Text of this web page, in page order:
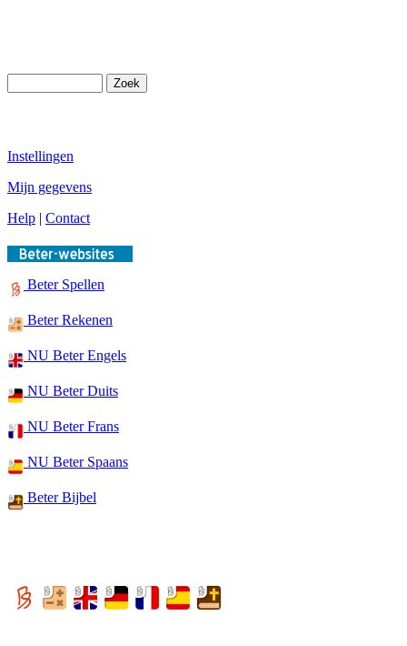
Instellingen
Mijn gegevens
Help | Contact
Beter Spellen
Beter Rekenen
NU Beter Engels
NU Beter Duits
NU Beter Frans
NU Beter Spaans
Beter Bijbel